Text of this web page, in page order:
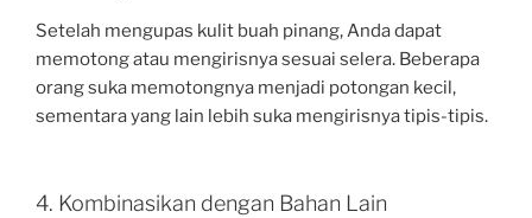
Setelah mengupas kulit buah pinang, Anda dapat
memotong atau mengirisnya sesuai selera. Beberapa
orang suka memotongnya menjadi potongan kecil,
sementara yang lain lebih suka mengirisnya tipis-tipis.
4. Kombinasikan dengan Bahan Lain